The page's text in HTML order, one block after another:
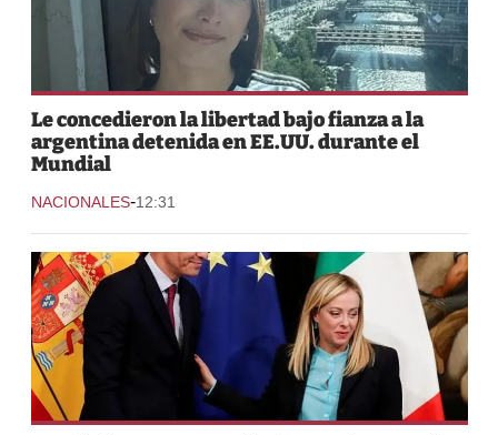
Le concedieron la libertad bajo fianza a la
argentina detenida en EE.UU. durante el
Mundial
NACIONALES-12:31